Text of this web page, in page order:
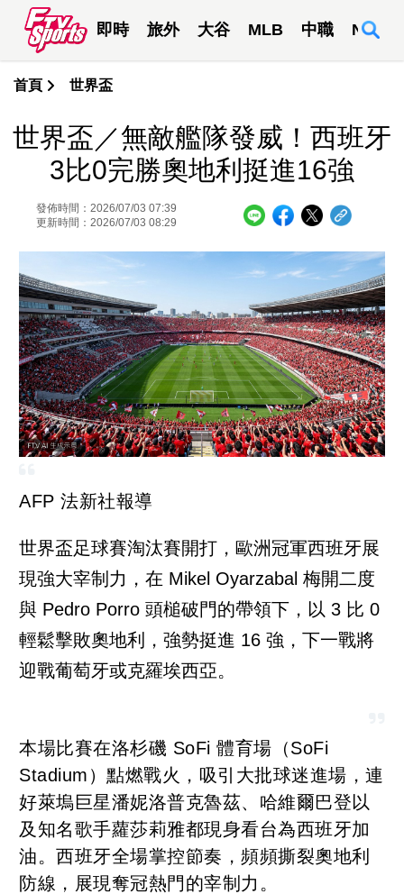
即時 旅外 大谷 MLB 中職 NBA
首頁 世界盃
世界盃／無敵艦隊發威！西班牙
3比0完勝奧地利挺進16強
發佈時間：2026/07/03 07:39
更新時間：2026/07/03 08:29
AFP 法新社報導
世界盃足球賽淘汰賽開打，歐洲冠軍西班牙展
現強大宰制力，在 Mikel Oyarzabal 梅開二度
與 Pedro Porro 頭槌破門的帶領下，以 3 比 0
輕鬆擊敗奧地利，強勢挺進 16 強，下一戰將
迎戰葡萄牙或克羅埃西亞。
本場比賽在洛杉磯 SoFi 體育場（SoFi
Stadium）點燃戰火，吸引大批球迷進場，連
好萊塢巨星潘妮洛普克魯茲、哈維爾巴登以
及知名歌手蘿莎莉雅都現身看台為西班牙加
油。西班牙全場掌控節奏，頻頻撕裂奧地利
防線，展現奪冠熱門的宰制力。